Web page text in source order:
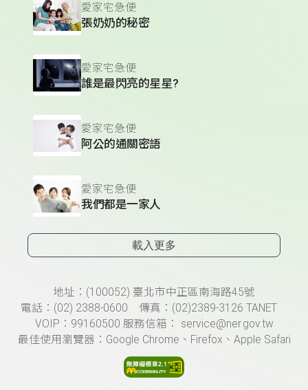
愛家宅急便
張奶奶的秘密
愛家宅急便
誰是最閃亮的星星?
愛家宅急便
阿公的通關密語
愛家宅急便
我們都是一家人
載入更多
頁尾資訊地址：(100052) 臺北市中正區南海路45號
電話：(02) 2388-0600 傳真：(02)2389-3126 TANET
VOIP：99160500 服務信箱： service@ner.gov.tw
最佳使用瀏覽器：Google Chrome、Firefox、Apple Safari